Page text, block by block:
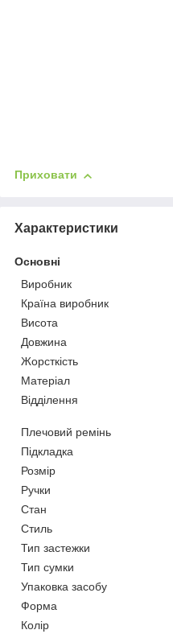
Приховати
Характеристики
Основні
Виробник
Країна виробник
Висота
Довжина
Жорсткість
Матеріал
Відділення
Плечовий ремінь
Підкладка
Розмір
Ручки
Стан
Стиль
Тип застежки
Тип сумки
Упаковка засобу
Форма
Колір